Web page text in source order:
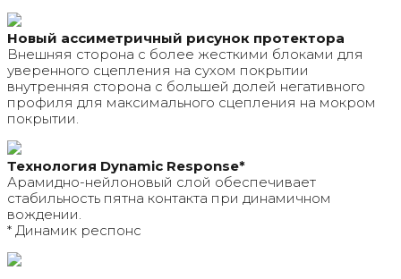
Новый ассиметричный рисунок протектора
Внешняя сторона с более жесткими блоками для
уверенного сцепления на сухом покрытии
внутренняя сторона с большей долей негативного
профиля для максимального сцепления на мокром
покрытии.
Технология Dynamic Response*
Арамидно-нейлоновый слой обеспечивает
стабильность пятна контакта при динамичном
вождении.
* Динамик респонс